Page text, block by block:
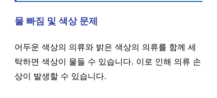
물 빠짐 및 색상 문제
어두운 색상의 의류와 밝은 색상의 의류를 함께 세
탁하면 색상이 물들 수 있습니다. 이로 인해 의류 손
상이 발생할 수 있습니다.